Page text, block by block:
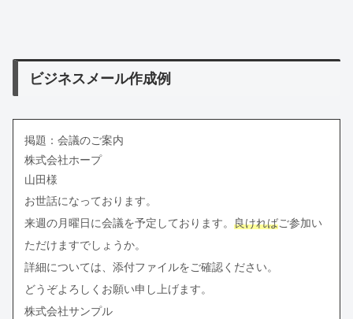
ビジネスメール作成例
掲題：会議のご案内
株式会社ホープ
山田様
お世話になっております。
来週の月曜日に会議を予定しております。 良ければご参加い
ただけますでしょうか。
詳細については、添付ファイルをご確認ください。
どうぞよろしくお願い申し上げます。
株式会社サンプル